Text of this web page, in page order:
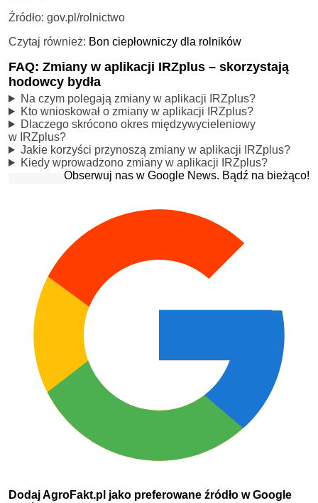
Źródło: gov.pl/rolnictwo
Czytaj również: Bon ciepłowniczy dla rolników
FAQ: Zmiany w aplikacji IRZplus – skorzystają
hodowcy bydła
Na czym polegają zmiany w aplikacji IRZplus?
Kto wnioskował o zmiany w aplikacji IRZplus?
Dlaczego skrócono okres międzywycieleniowy
w IRZplus?
Jakie korzyści przynoszą zmiany w aplikacji IRZplus?
Kiedy wprowadzono zmiany w aplikacji IRZplus?
Obserwuj nas w Google News. Bądź na bieżąco!
Dodaj AgroFakt.pl jako preferowane źródło w Google